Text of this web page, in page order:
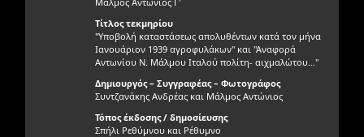
Τίτλος τεκμηρίου
"Υποβολή καταστάσεως απολυθέντων κατά τον μήνα
Ιανουάριον 1939 αγροφυλάκων" και "Αναφορά
Αντωνίου Ν. Μάλμου Ιταλού πολίτη- αιχμαλώτου…"
Δημιουργός – Συγγραφέας – Φωτογράφος
Συντζανάκης Ανδρέας και Μάλμος Αντώνιος
Τόπος έκδοσης / δημοσίευσης
Σπήλι Ρεθύμνου και Ρέθυμνο